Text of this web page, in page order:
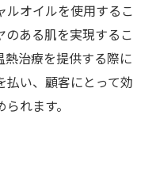
ルオイルを使用するこ
のある肌を実現するこ
熱治療を提供する際に
払い、顧客にとって効
れます。